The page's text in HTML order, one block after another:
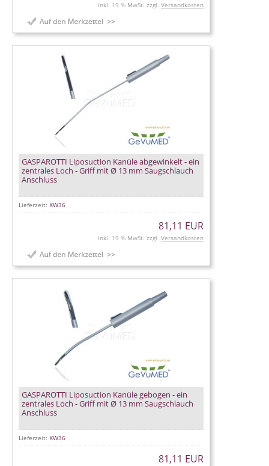
inkl. 19 % MwSt. zzgl. Versandkosten
GASPAROTTI Liposuction Kanüle abgewinkelt - ein
zentrales Loch - Griff mit Ø 13 mm Saugschlauch
Anschluss
Lieferzeit: KW36
81,11 EUR
inkl. 19 % MwSt. zzgl. Versandkosten
GASPAROTTI Liposuction Kanüle gebogen - ein
zentrales Loch - Griff mit Ø 13 mm Saugschlauch
Anschluss
Lieferzeit: KW36
81,11 EUR